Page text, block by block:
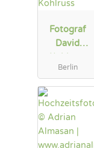
Fotograf
David
Berlin